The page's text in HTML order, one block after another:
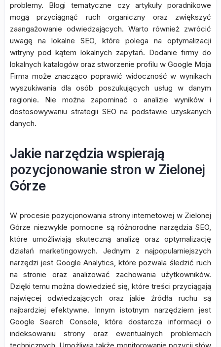
problemy. Blogi tematyczne czy artykuły poradnikowe
mogą przyciągnąć ruch organiczny oraz zwiększyć
zaangażowanie odwiedzających. Warto również zwrócić
uwagę na lokalne SEO, które polega na optymalizacji
witryny pod kątem lokalnych zapytań. Dodanie firmy do
lokalnych katalogów oraz stworzenie profilu w Google Moja
Firma może znacząco poprawić widoczność w wynikach
wyszukiwania dla osób poszukujących usług w danym
regionie. Nie można zapominać o analizie wyników i
dostosowywaniu strategii SEO na podstawie uzyskanych
danych.
Jakie narzędzia wspierają
pozycjonowanie stron w Zielonej
Górze
W procesie pozycjonowania strony internetowej w Zielonej
Górze niezwykle pomocne są różnorodne narzędzia SEO,
które umożliwiają skuteczną analizę oraz optymalizację
działań marketingowych. Jednym z najpopularniejszych
narzędzi jest Google Analytics, które pozwala śledzić ruch
na stronie oraz analizować zachowania użytkowników.
Dzięki temu można dowiedzieć się, które treści przyciągają
najwięcej odwiedzających oraz jakie źródła ruchu są
najbardziej efektywne. Innym istotnym narzędziem jest
Google Search Console, które dostarcza informacji o
indeksowaniu strony oraz ewentualnych problemach